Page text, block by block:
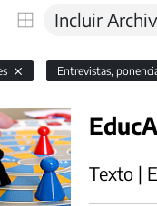
Incluir
Entrevistas,
Texto |